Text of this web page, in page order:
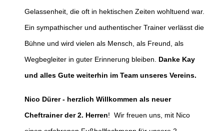
Gelassenheit, die oft in hektischen Zeiten wohltuend war.
Ein sympathischer und authentischer Trainer verlässt die
Bühne und wird vielen als Mensch, als Freund, als
Wegbegleiter in guter Erinnerung bleiben. Danke Kay
und alles Gute weiterhin im Team unseres Vereins.
Nico Dürer - herzlich Willkommen als neuer
Cheftrainer der 2. Herren! Wir freuen uns, mit Nico